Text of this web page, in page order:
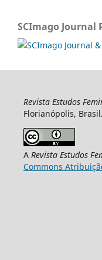
SCImago Journal
Revista Estudos
Florianópolis, Brasil.
A Revista Estudos
Commons